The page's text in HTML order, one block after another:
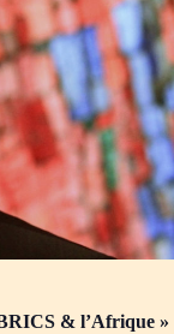
& l’Afrique »